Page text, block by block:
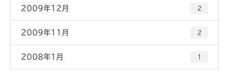
2009年12月 2
2009年11月 2
2008年1月 1